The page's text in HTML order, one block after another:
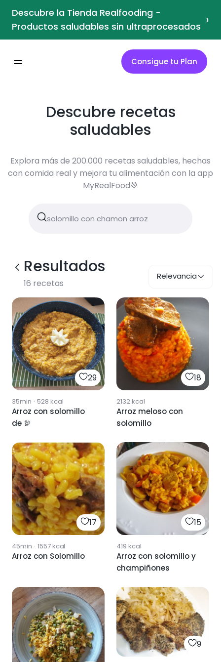
Descubre la Tienda Realfooding -
Productos saludables sin ultraprocesados ›
Consigue tu Plan
Descubre recetas
saludables
Explora más de 200.000 recetas saludables, hechas
con comida real y mejora tu alimentación con la app
MyRealFood💚
Resultados
16 recetas
Relevancia
29
35min · 528 kcal
Arroz con solomillo
de 🦃
18
2132kcal
Arroz meloso con
solomillo
17
45min · 1557kcal
Arroz con Solomillo
15
419 kcal
Arroz con solomillo y
champiñones
9